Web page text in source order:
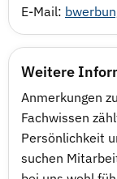
E-Mail:
Weitere
Anmerkungen
Fachwissen
Persönlichkeit
suchen